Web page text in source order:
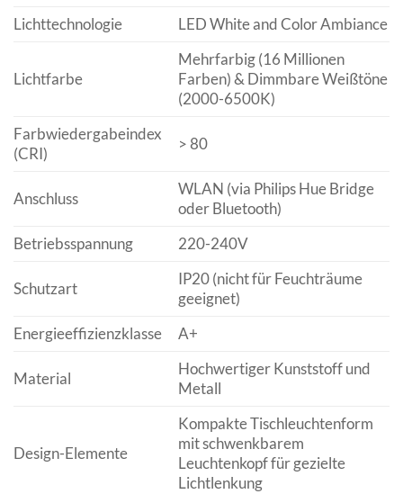
Lichttechnologie
LED White and Color Ambiance
Lichtfarbe
Mehrfarbig (16 Millionen
Farben) & Dimmbare Weißtöne
(2000-6500K)
Farbwiedergabeindex
(CRI)
> 80
Anschluss
WLAN (via Philips Hue Bridge
oder Bluetooth)
Betriebsspannung
220-240V
Schutzart
IP20 (nicht für Feuchträume
geeignet)
Energieeffizienzklasse
A+
Material
Hochwertiger Kunststoff und
Metall
Design-Elemente
Kompakte Tischleuchtenform
mit schwenkbarem
Leuchtenkopf für gezielte
Lichtlenkung